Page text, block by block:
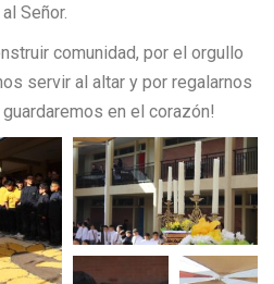
Señor.
comunidad, por el orgullo
servir al altar y por regalarnos
en el corazón!